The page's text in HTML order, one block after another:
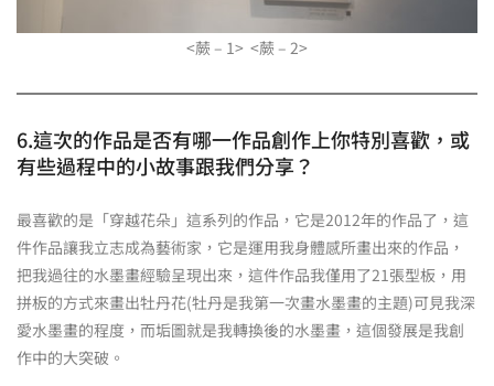
<蕨 – 1> <蕨 – 2>
6.這次的作品是否有哪一作品創作上你特別喜歡，或
有些過程中的小故事跟我們分享？
最喜歡的是「穿越花朵」這系列的作品，它是2012年的作品了，這
件作品讓我立志成為藝術家，它是運用我身體感所畫出來的作品，
把我過往的水墨畫經驗呈現出來，這件作品我僅用了21張型板，用
拼板的方式來畫出牡丹花(牡丹是我第一次畫水墨畫的主題)可見我深
愛水墨畫的程度，而垢圖就是我轉換後的水墨畫，這個發展是我創
作中的大突破。